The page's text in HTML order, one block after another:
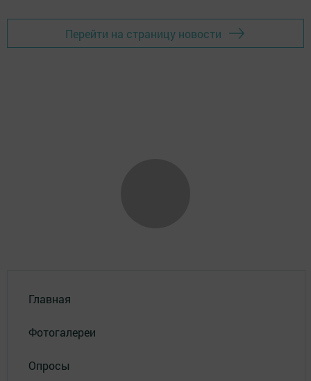
Перейти на страницу новости
Главная
Фотогалереи
Опросы